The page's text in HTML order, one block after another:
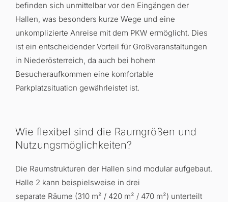
befinden sich unmittelbar vor den Eingängen der
Hallen, was besonders kurze Wege und eine
unkomplizierte Anreise mit dem PKW ermöglicht. Dies
ist ein entscheidender Vorteil für Großveranstaltungen
in Niederösterreich, da auch bei hohem
Besucheraufkommen eine komfortable
Parkplatzsituation gewährleistet ist.
Wie flexibel sind die Raumgrößen und
Nutzungsmöglichkeiten?
Die Raumstrukturen der Hallen sind modular aufgebaut.
Halle 2 kann beispielsweise in drei
separate Räume (310 m² / 420 m² / 470 m²) unterteilt